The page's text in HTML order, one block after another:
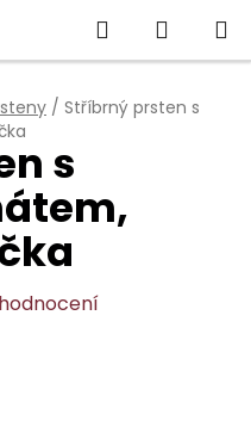
Hledat
KOŠÍK
/ Stříbrný prsten s
s